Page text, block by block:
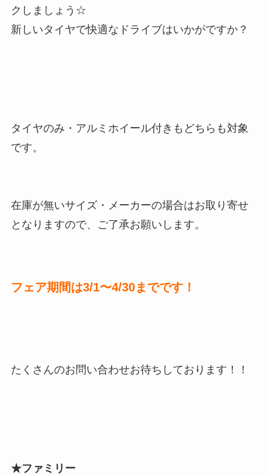
クしましょう☆
新しいタイヤで快適なドライブはいかがですか？
タイヤのみ・アルミホイール付きもどちらも対象
です。
在庫が無いサイズ・メーカーの場合はお取り寄せ
となりますので、ご了承お願いします。
フェア期間は3/1〜4/30までです！
たくさんのお問い合わせお待ちしております！！
★ファミリー